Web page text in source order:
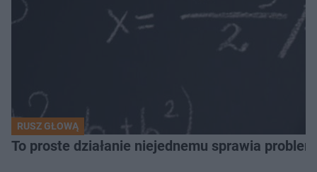
RUSZ GŁOWĄ
To proste działanie niejednemu sprawia